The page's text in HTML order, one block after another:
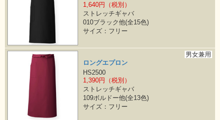
1,640円（税別）
ストレッチギャバ
010ブラック他(全15色)
サイズ：フリー
男女兼用
ロングエプロン
HS2500
1,390円（税別）
ストレッチギャバ
109ボルドー他(全13色)
サイズ：フリー